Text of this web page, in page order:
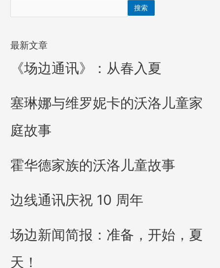
搜索
最新文章
《场边通讯》：从春入夏
塞琳娜与维罗妮卡的沃洛儿童家
庭故事
霍华德家族的沃洛儿童故事
边线通讯庆祝 10 周年
场边新闻简报：准备，开始，夏
天！